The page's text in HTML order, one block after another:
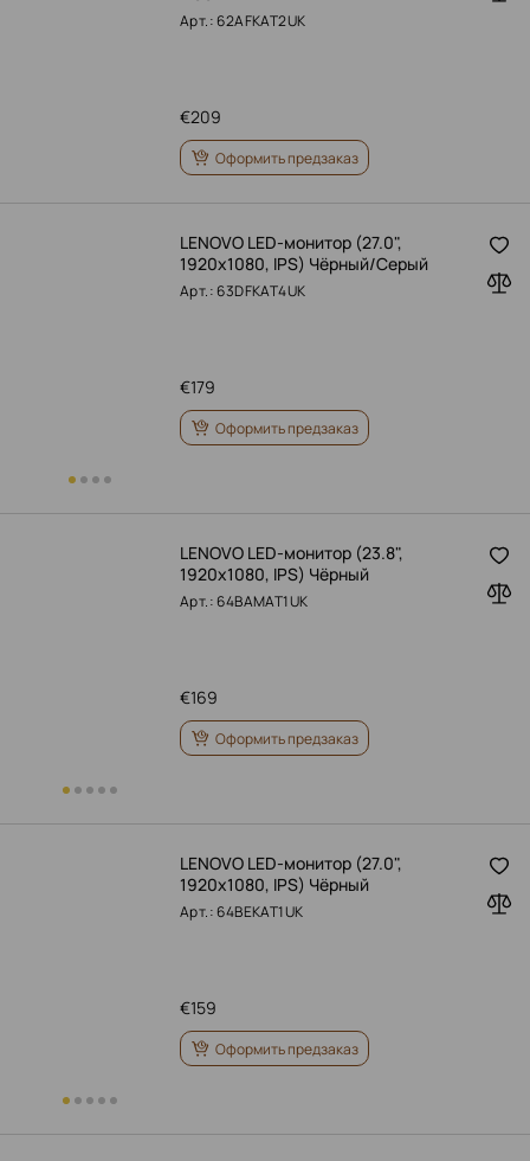
Арт.: 62AFKAT2UK
209
€
Оформить предзаказ
LENOVO LED-монитор (27.0",
1920x1080, IPS) Чёрный/Серый
Арт.: 63DFKAT4UK
179
€
Оформить предзаказ
LENOVO LED-монитор (23.8",
1920x1080, IPS) Чёрный
Арт.: 64BAMAT1UK
169
€
Оформить предзаказ
LENOVO LED-монитор (27.0",
1920x1080, IPS) Чёрный
Арт.: 64BEKAT1UK
159
€
Оформить предзаказ